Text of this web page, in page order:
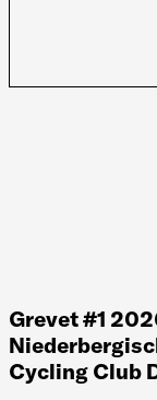
Grevet #1
Cycling Club